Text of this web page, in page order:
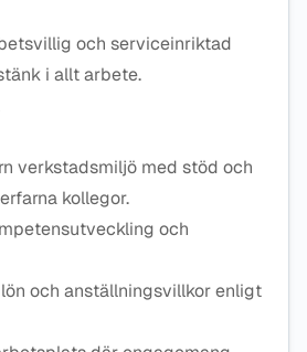
och serviceinriktad
i allt arbete.
verkstadsmiljö med stöd och
kollegor.
och
och anställningsvillkor enligt